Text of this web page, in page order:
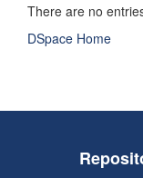
There are no
DSpace Home